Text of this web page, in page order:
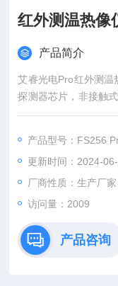
红外测温热像
产品简介
艾睿光电Pro红外测
探测器芯片，非接触
别追踪，高温异常时
产品型号：FS256
更新时间：2024-
厂商性质：生产厂家
访问量：2009
产品咨询